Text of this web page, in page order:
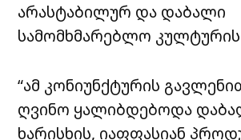
არასტაბილურ და დაბალი
სამომხმარებლო კულტურის
“ამ კონიუნქტურის
ღვინო ყალიბდებოდა
ხარისხის, იაფფასიან